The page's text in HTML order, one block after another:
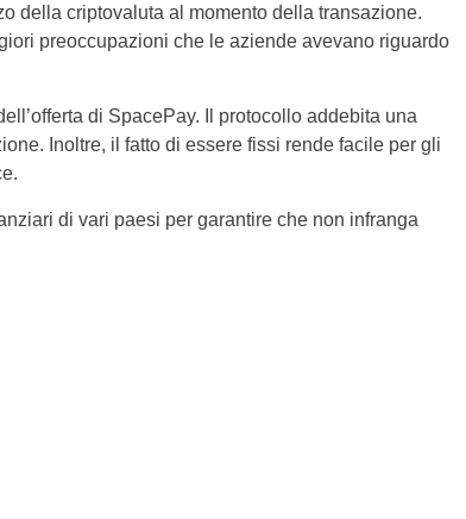
della criptovaluta al momento della transazione.
preoccupazioni che le aziende avevano riguardo
di SpacePay. Il protocollo addebita una
Inoltre, il fatto di essere fissi rende facile per gli
di vari paesi per garantire che non infranga